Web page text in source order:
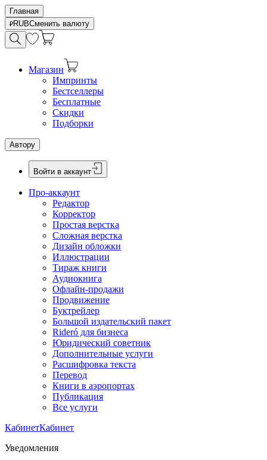
Главная
RUBСменить валюту
Магазин
Импринты
Бестселлеры
Бесплатные
Скидки
Подборки
Автору
Войти в аккаунт
Про-аккаунт
Редактор
Корректор
Простая верстка
Сложная верстка
Дизайн обложки
Иллюстрации
Тираж книги
Аудиокнига
Офлайн-продажи
Продвижение
Буктрейлер
Большой издательский пакет
Rideró для бизнеса
Юридический советник
Дополнительные услуги
Расшифровка текста
Перевод
Книги в аэропортах
Публикация
Все услуги
КабинетКабинет
Уведомления